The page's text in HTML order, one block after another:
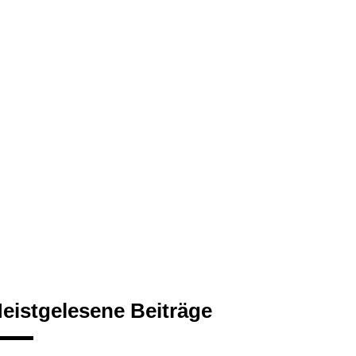
Beiträge